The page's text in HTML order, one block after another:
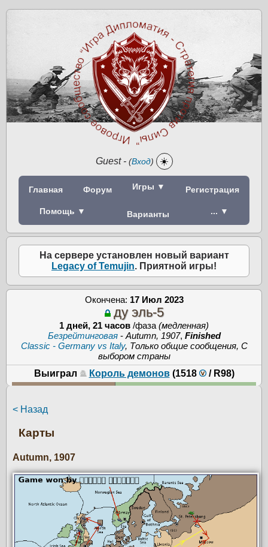
Guest- (Вход) ☀️
Главная Форум Игры ▼ Регистрация
Помощь ▼ Варианты ... ▼
На сервере установлен новый вариант
Legacy of Temujin. Приятной игры!
Окончена: 17 Июл 2023
ду эль-5
1 дней, 21 часов /фаза (медленная)
Безрейтинговая- Autumn, 1907, Finished
Classic - Germany vs Italy, Только общие сообщения, С
выбором страны
Выиграл
Король демонов (1518 / R98)
< Назад
Карты
Autumn, 1907